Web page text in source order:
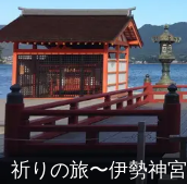
祈りの旅〜伊勢神